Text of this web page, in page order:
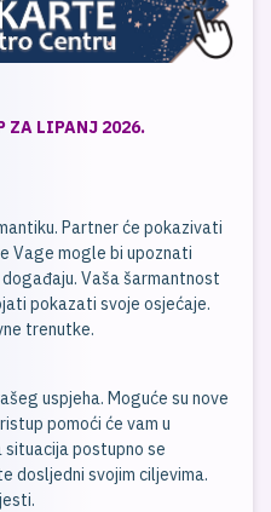
ZA LIPANJ 2026.
Partner će pokazivati
Vage mogle bi upoznati
Vaša šarmantnost
pokazati svoje osjećaje.
trenutke.
uspjeha. Moguće su nove
pomoći će vam u
situacija postupno se
dosljedni svojim ciljevima.